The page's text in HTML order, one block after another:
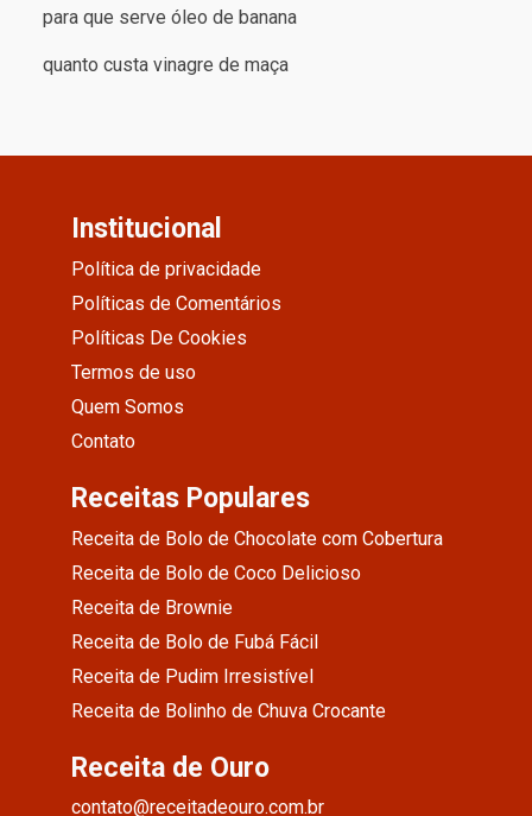
para que serve óleo de banana
quanto custa vinagre de maça
Institucional
Política de privacidade
Políticas de Comentários
Políticas De Cookies
Termos de uso
Quem Somos
Contato
Receitas Populares
Receita de Bolo de Chocolate com Cobertura
Receita de Bolo de Coco Delicioso
Receita de Brownie
Receita de Bolo de Fubá Fácil
Receita de Pudim Irresistível
Receita de Bolinho de Chuva Crocante
Receita de Ouro
contato@receitadeouro.com.br